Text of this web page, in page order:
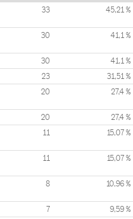
33 45,21 %
30 41,1 %
30 41,1 %
23 31,51 %
20 27,4 %
20 27,4 %
11 15,07 %
11 15,07 %
8 10,96 %
7 9,59 %